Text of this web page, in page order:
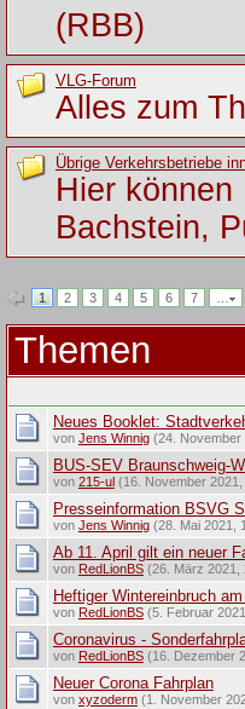
(RBB)
VLG-Forum
Alles zum
Übrige Verkehrsbetriebe
Hier können
Bachstein,
1 2 3 4 5 6 7 …
Themen
Neues Booklet:
von Jens Winnig(24. November
BUS-SEV Braunschweig-
von 215-ul (16. November 2021,
Presseinformation BSVG
von Jens Winnig(28. Mai 2021,
Ab 11. April gilt ein neuer
von RedLionBS(26. März 2021,
Heftiger Wintereinbruch
von RedLionBS(5. Februar
Coronavirus -
von RedLionBS(16. Dezember
Neuer Corona Fahrplan
von xyzoderm(1. November